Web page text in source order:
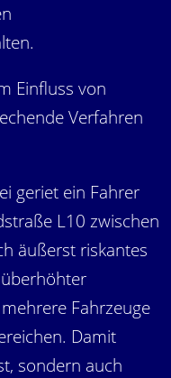
Einfluss von
Verfahren
geriet ein Fahrer
L10 zwischen
äußerst riskantes
Fahrzeuge
Damit
sondern auch